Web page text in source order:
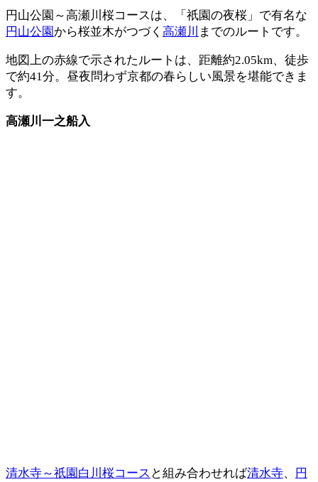
円山公園～高瀬川桜コースは、「祇園の夜桜」で有名な
円山公園 から桜並木がつづく 高瀬川 までのルートです。
地図上の赤線で示されたルートは、距離約2.05km、徒歩
で約41分。昼夜問わず京都の春らしい風景を堪能できま
す。
高瀬川一之船入
清水寺～祇園白川桜コース と組み合わせれば清水寺、
円